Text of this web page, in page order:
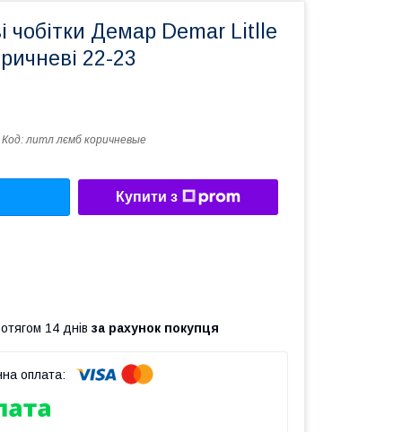
чобітки Демар Demar Litlle
22-23
Код:литл лємб коричневые
Купити з
14 днів за рахунок покупця